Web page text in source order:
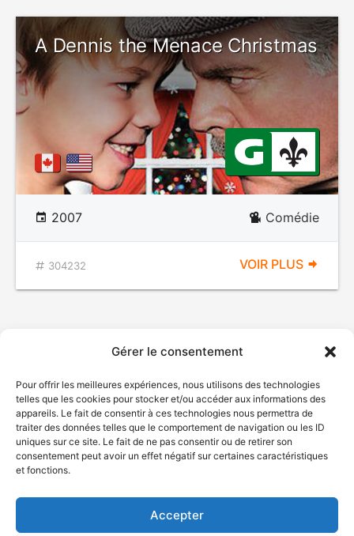
Gérer le consentement
Pour offrir les meilleures expériences, nous utilisons des technologies
telles que les cookies pour stocker et/ou accéder aux informations des
appareils. Le fait de consentir à ces technologies nous permettra de
traiter des données telles que le comportement de navigation ou les ID
uniques sur ce site. Le fait de ne pas consentir ou de retirer son
consentement peut avoir un effet négatif sur certaines caractéristiques
et fonctions.
Accepter
A Dennis the Menace Christmas
2007 Comédie
304232 VOIR PLUS
© Gouvernement du Québec, 2026
Plan du site
Accessibilité
Accès à l'information